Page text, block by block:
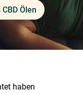
Ölen
haben